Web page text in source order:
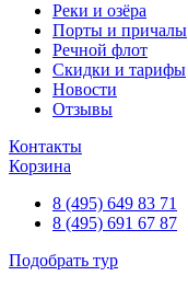
Реки и озёра
Порты и причалы
Речной флот
Скидки и тарифы
Новости
Отзывы
Контакты
Корзина
8 (495) 649 83 71
8 (495) 691 67 87
Подобрать тур